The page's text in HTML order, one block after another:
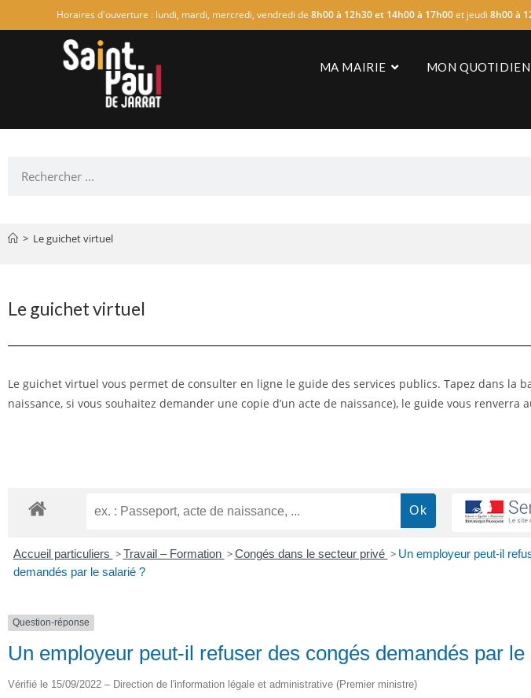
Horaires d'ouverture : lundi, mardi, mercredi, vendredi de 8h00 à 12h30 et 14h00 à 17h00et jeudi 8h00 à
MA MAIRIE MON QUOTIDIEN
> Le guichet virtuel
Le guichet virtuel
Le guichet virtuel vous permet de consulter en ligne le guide des services publics. Tapez dans la
naissance, si vous souhaitez demander une copie d’un acte de naissance), le guide vous renverra
Accueil particuliers > Travail – Formation > Congés dans le secteur privé > Un employeur peut-il
demandés par le salarié ?
Question-réponse
Un employeur peut-il refuser des congés demandés par
Vérifié le 15/09/2022 – Direction de l'information légale et administrative (Premier ministre)